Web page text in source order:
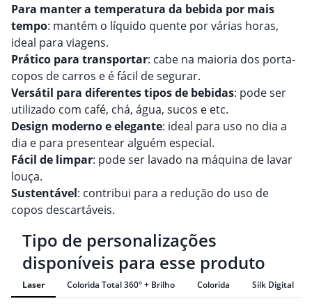
Para manter a temperatura da bebida por mais
tempo: mantém o líquido quente por várias horas,
ideal para viagens.
Prático para transportar: cabe na maioria dos porta-
copos de carros e é fácil de segurar.
Versátil para diferentes tipos de bebidas: pode ser
utilizado com café, chá, água, sucos e etc.
Design moderno e elegante: ideal para uso no dia a
dia e para presentear alguém especial.
Fácil de limpar: pode ser lavado na máquina de lavar
louça.
Sustentável: contribui para a redução do uso de
copos descartáveis.
Tipo de personalizações
disponíveis para esse produto
Laser Colorida Total 360° + Brilho Colorida Silk Digital